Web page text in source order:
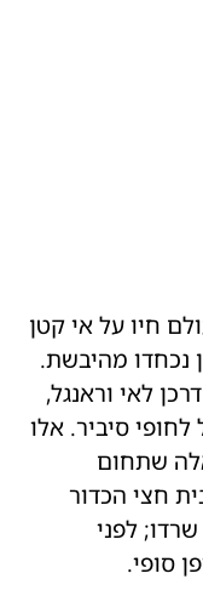
חיו על אי קטן
נכחדו מהיבשת.
את דרכן לאי וראנגל,
סיביר. אלו
שתחום
חצי הכדור
לפני